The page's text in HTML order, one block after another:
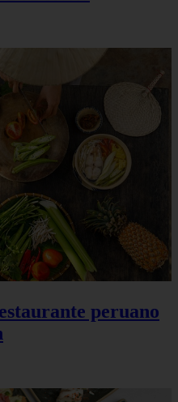
peruano